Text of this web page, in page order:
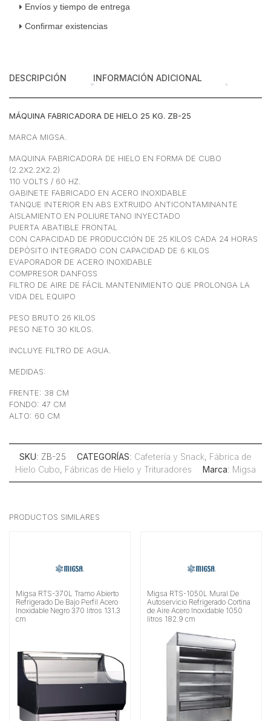
Envíos y tiempo de entrega
Confirmar existencias
DESCRIPCIÓN INFORMACIÓN ADICIONAL
MÁQUINA FABRICADORA DE HIELO 25 KG. ZB-25
MARCA MIGSA.
MAQUINA FABRICADORA DE HIELO EN FORMA DE CUBO
(2.2X2.2X2.2)
110 VOLTS / 60 HZ.
GABINETE FABRICADO EN ACERO INOXIDABLE
TANQUE INTERIOR EN ABS EXTRUIDO ANTICONTAMINANTE
AISLAMIENTO EN POLIURETANO INYECTADO
PUERTA ABATIBLE FRONTAL
CON CAPACIDAD DE PRODUCCIÓN DE 25 KILOS CADA 24 HORAS
DEPÓSITO INTEGRADO CON CAPACIDAD DE 6 KILOS
EVAPORADOR DE ACERO INOXIDABLE
COMPRESOR DANFOSS
FILTRO DE AIRE DE FÁCIL MANTENIMIENTO QUE PROLONGA LA
VIDA DEL EQUIPO
PESO BRUTO 26 KILOS
PESO NETO 30 KILOS.
INCLUYE FILTRO DE AGUA.
MEDIDAS:
FRENTE: 38 CM
FONDO: 47 CM
ALTO: 60 CM
SKU: ZB-25 CATEGORÍAS: Cafetería y Snack, Fábrica de
Hielo Cubo, Fábricas de Hielo y Trituradores Marca: Migsa
PRODUCTOS SIMILARES
Migsa RTS-370L Tramo Abierto
Refrigerado De Bajo Perfil Acero
Inoxidable Negro 370 litros 131.3
cm
Migsa RTS-1050L Mural De
Autoservicio Refrigerado Cortina
de Aire Acero Inoxidable 1050
litros 182.9 cm